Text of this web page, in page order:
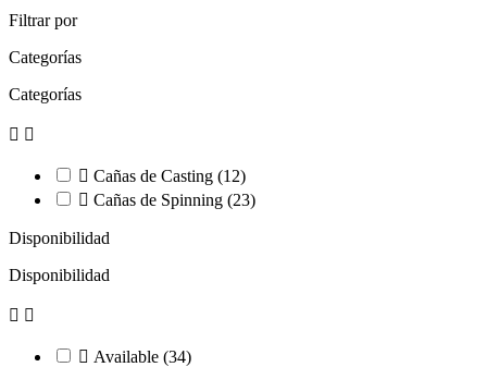
Filtrar por
Categorías
Categorías
 
 Cañas de Casting (12)
 Cañas de Spinning (23)
Disponibilidad
Disponibilidad
 
 Available (34)